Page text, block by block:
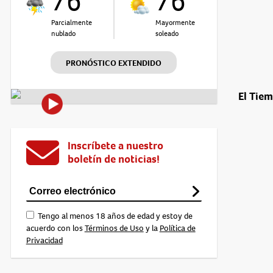
Parcialmente
nublado
Mayormente
soleado
PRONÓSTICO EXTENDIDO
El
Inscríbete a nuestro
boletín de noticias!
Tengo al menos 18 años de edad y estoy de
acuerdo con losTérminos de Uso y la Política de
Privacidad